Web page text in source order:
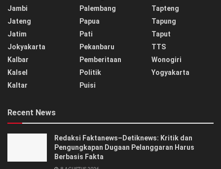
Jambi
Jateng
Jatim
Jokyakarta
Kalbar
Kalsel
Kaltar
Palembang
Papua
Pati
Pekanbaru
Pemberitaan
Politik
Puisi
Tapteng
Tapung
Taput
TTS
Wonogiri
Yogyakarta
Recent News
Redaksi Faktanews–Detiknews: Kritik dan
Pengungkapan Dugaan Pelanggaran Harus
Berbasis Fakta